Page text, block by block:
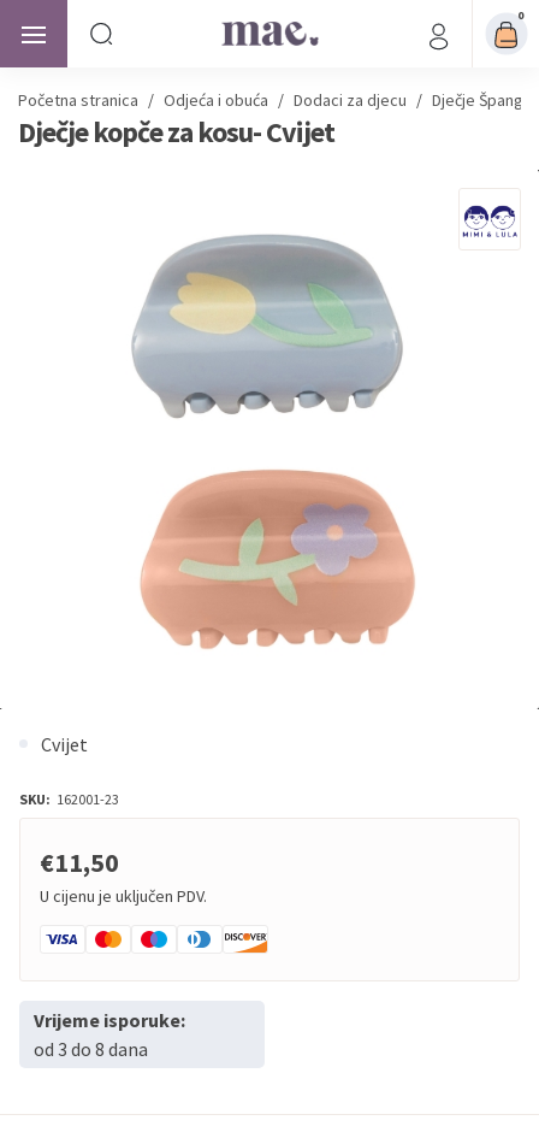
0
Početna stranica / Odjeća i obuća / Dodaci za djecu / Dječje
Dječje kopče za kosu- Cvijet
Cvijet
SKU: 162001-23
€11,50
U cijenu je uključen PDV.
Vrijeme isporuke:
od 3 do 8 dana